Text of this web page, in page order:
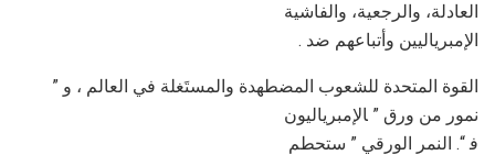
اﻟﻌﺎدﻟﺔ، واﻟﺮﺟﻌﯿﺔ، واﻟﻔﺎﺷﯿﺔ
. اﻹﻣﺒﺮﯾﺎﻟﯿﯿﻦ وأﺗﺒﺎﻋﮭﻢ ﺿﺪ
اﻟﻘﻮة اﻟﻤﺘﺤﺪة ﻟﻠﺸﻌﻮب اﻟﻤﻀﻄﮭﺪة واﻟﻤﺴﺘَﻐﻠﺔ ﻓﻲ اﻟﻌﺎﻟﻢ ، و ”
ﻧﻤﻮر ﻣﻦ ورق ” ﺎﻹﻣﺒﺮﯾﺎﻟﯿﻮن
ﻓ “. اﻟﻨﻤﺮ اﻟﻮرﻗﻲ ” ﺳﺘﺤﻄﻢ